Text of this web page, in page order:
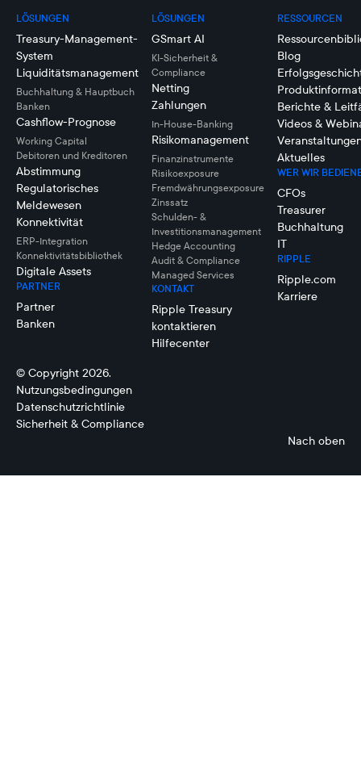
LÖSUNGEN
Treasury-Management-
System
Liquiditätsmanagement
Buchhaltung & Hauptbuch
Banken
Cashflow-Prognose
Working Capital
Debitoren und Kreditoren
Abstimmung
Regulatorisches
Meldewesen
Konnektivität
ERP-Integration
Konnektivitätsbibliothek
Digitale Assets
PARTNER
Partner
Banken
LÖSUNGEN
GSmart AI
KI-Sicherheit &
Compliance
Netting
Zahlungen
In-House-Banking
Risikomanagement
Finanzinstrumente
Risikoexposure
Fremdwährungsexposure
Zinssatz
Schulden- &
Investitionsmanagement
Hedge Accounting
Audit & Compliance
Managed Services
KONTAKT
Ripple Treasury
kontaktieren
Hilfecenter
RESSOURCEN
Blog
Berichte &
Videos &
Aktuelles
WER WIR
CFOs
Treasurer
Buchhaltung
IT
RIPPLE
Ripple.com
Karriere
© Copyright 2026.
Nutzungsbedingungen
Datenschutzrichtlinie
Sicherheit & Compliance
Nach oben